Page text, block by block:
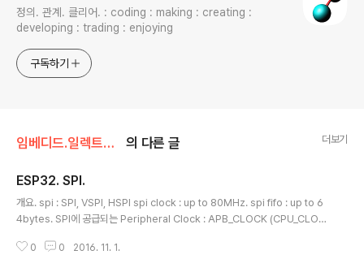
정의. 관계. 클리어. : coding : making : creating :
developing : trading : enjoying
구독하기
임베디드.일렉트로닉스 의 다른 글 더보기
ESP32. SPI.
개요. spi : SPI, VSPI, HSPI spi clock : up to 80MHz. spi fifo : up to 6
4bytes. SPI에 공급되는 Peripheral Clock : APB_CLOCK (CPU_CLOC
external Flash/SRAM에 연결가능, DMA 가능. TRM에서의 SPI표기 및 수
0 0 2016. 11. 1.